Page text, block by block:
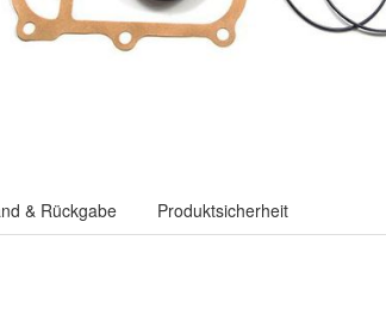
& Rückgabe Produktsicherheit